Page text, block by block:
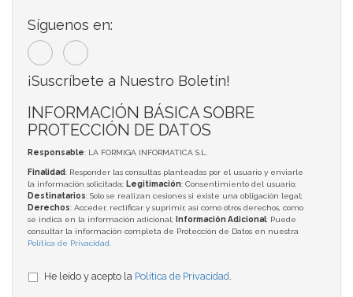
Síguenos en:
¡Suscríbete a Nuestro Boletín!
INFORMACIÓN BÁSICA SOBRE
PROTECCIÓN DE DATOS
Responsable: LA FORMIGA INFORMATICA S.L.
Finalidad: Responder las consultas planteadas por el usuario y enviarle
la información solicitada; Legitimación: Consentimiento del usuario;
Destinatarios: Solo se realizan cesiones si existe una obligación legal;
Derechos: Acceder, rectificar y suprimir, así como otros derechos, como
se indica en la información adicional;
Información Adicional: Puede
consultar la información completa de Protección de Datos en nuestra
Política de Privacidad
He leído y acepto la Política de Privacidad